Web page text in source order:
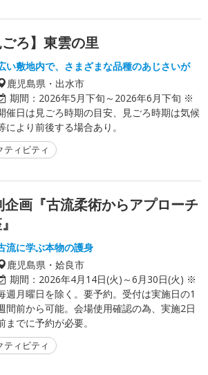
ごろ】東雲の里
い敷地内で、さまざまな品種のあじさいが
鹿児島県・出水市
期間： 2026年5月下旬～2026年6月下旬 ※
催日は見ごろ時期の目安、見ごろ時期は気候
により前後する場合あり。
ティビティ
画『古流柔術からアプローチ
流に学ぶ本物の護身
鹿児島県・姶良市
期間： 2026年4月14日(火)～6月30日(火) ※
週月曜日を除く。要予約。受付は実施日の1
間前から可能。会場使用確認の為、実施2日
までに予約が必要。
ティビティ